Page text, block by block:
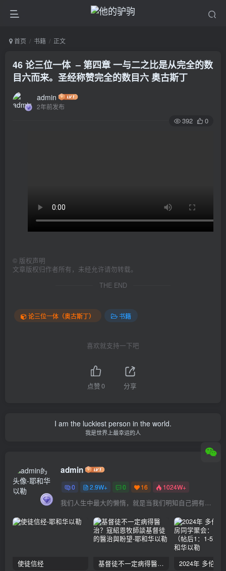
首页 书籍 正文
46 论三位一体 – 第四章 一与二之比是从完全的数
目六而来。圣经称赞完全的数目六 奥古斯丁
admin
2年前发布
392 0
© 版权声明
文章版权归作者所有，未经允许请勿转载。
THE END
论三位一体（奥古斯丁） 书籍
喜欢就支持一下吧
点赞0 分享
I am the luckiest person in the world.
我是世界上最幸运的人
admin
0 2.9W+ 0 16 1024W+
我们人生中最大的懒惰，就是当我们明知自己拥有作出选择的能力，却不去主动改变而是放任它的生活态度
使徒信经 基督徒不一定病得醫治？寇紹恩牧師談基督徒的醫治與盼望